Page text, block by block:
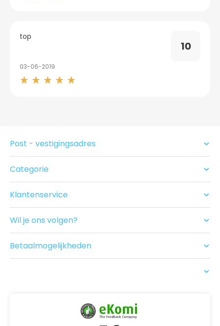
10
top
03-06-2019
Post - vestigingsadres
Categorie
Seksspeeltjes
Acties
Drogist
Nieuwe producten
Klantenservice
Betalen
Bezorgen
Recensies
Wil je ons volgen?
Betaalmogelijkheden